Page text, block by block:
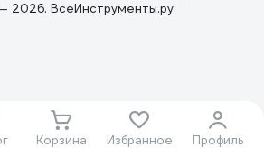
Корзина Избранное Профиль
2026. ВсеИнструменты.ру